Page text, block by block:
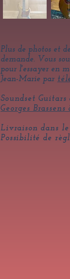
Plus de photos et
demande. Vous
pour l'essayer en
Jean-Marie par
Soundset Guitars
Georges Brassens
Livraison dans
Possibilité de